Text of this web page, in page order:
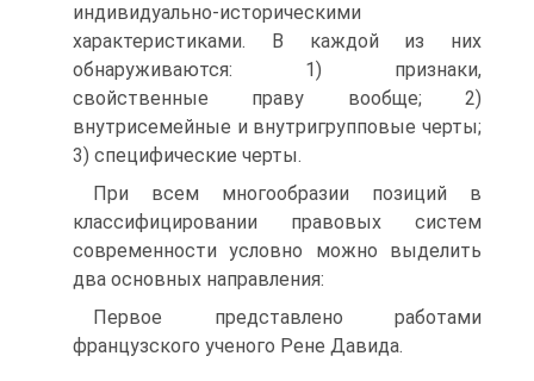
индивидуально-историческими
характеристиками. В каждой из них
обнаруживаются: 1) признаки,
свойственные праву вообще; 2)
внутрисемейные и внутригрупповые черты;
3) специфические черты.
При всем многообразии позиций в
классифицировании правовых систем
современ­ности условно можно выделить
два основных направления:
Первое представлено работами
французского ученого Рене Давида.